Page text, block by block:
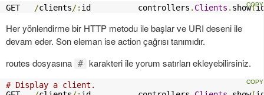
GET /clients/: id          controllers . Clients . show(
Her yönlendirme bir HTTP metodu ile başlar ve URI deseni ile
devam eder. Son eleman ise action çağrısı tanımıdır.
routes dosyasına # karakteri ile yorum satırları ekleyebilirsiniz.
# Display a client.